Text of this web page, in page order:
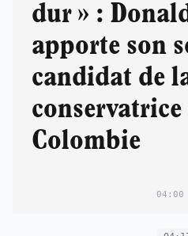
dur » :
apporte son
candidat de
conservatrice
Colombie
04:00